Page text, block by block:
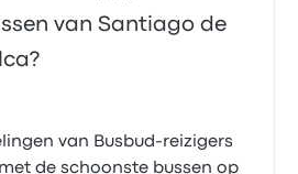
van Santiago de
van Busbud-reizigers
de schoonste bussen op